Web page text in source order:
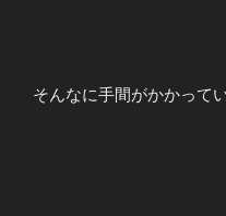
そんなに手間がかかって